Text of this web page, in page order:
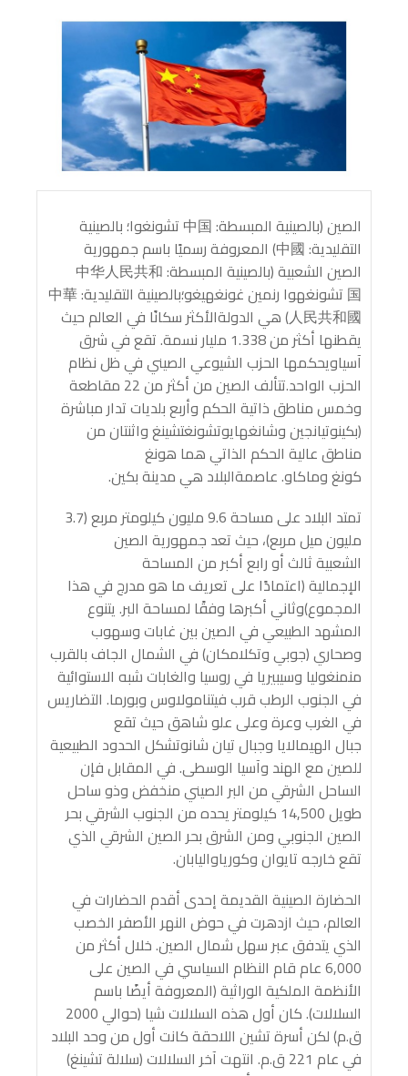
الصين (بالصينية المبسطة: 中国 تشونغوا؛ بالصينية
التقليدية: 中國) المعروفة رسميًا باسم جمهورية
الصين الشعبية (بالصينية المبسطة: 中华人民共和
国 تشونغهوا رنمين غونغهيغو؛بالصينية التقليدية: 中華
人民共和國) هي الدولةالأكثر سكانًا في العالم حيث
يقطنها أكثر من 1.338 مليار نسمة. تقع في شرق
آسياويحكمها الحزب الشيوعي الصيني في ظل نظام
الحزب الواحد.تتألف الصين من أكثر من 22 مقاطعة
وخمس مناطق ذاتية الحكم وأربع بلديات تدار مباشرة
(بكينوتيانجين وشانغهايوتشونغتشينغ واثنتان من
مناطق عالية الحكم الذاتي هما هونغ
كونغ وماكاو. عاصمةالبلاد هي مدينة بكين.
تمتد البلاد على مساحة 9.6 مليون كيلومتر مربع (3.7
مليون ميل مربع)، حيث تعد جمهورية الصين
الشعبية ثالث أو رابع أكبر من المساحة
الإجمالية (اعتمادًا على تعريف ما هو مدرج في هذا
المجموع)وثاني أكبرها وفقًا لمساحة البر. يتنوع
المشهد الطبيعي في الصين بين غابات وسهوب
وصحاري (جوبي وتكلامكان) في الشمال الجاف بالقرب
منمنغوليا وسيبيريا في روسيا والغابات شبه الاستوائية
في الجنوب الرطب قرب فيتنامولاوس وبورما. التضاريس
في الغرب وعرة وعلى علو شاهق حيث تقع
جبال الهيمالايا وجبال تيان شانوتشكل الحدود الطبيعية
للصين مع الهند وآسيا الوسطى. في المقابل فإن
الساحل الشرقي من البر الصيني منخفض وذو ساحل
طويل 14,500 كيلومتر يحده من الجنوب الشرقي بحر
الصين الجنوبي ومن الشرق بحر الصين الشرقي الذي
تقع خارجه تايوان وكورياواليابان.
الحضارة الصينية القديمة إحدى أقدم الحضارات في
العالم، حيث ازدهرت في حوض النهر الأصفر الخصب
الذي يتدفق عبر سهل شمال الصين. خلال أكثر من
6,000 عام قام النظام السياسي في الصين على
الأنظمة الملكية الوراثية (المعروفة أيضًا باسم
السلالات). كان أول هذه السلالات شيا (حوالي 2000
ق.م) لكن أسرة تشين اللاحقة كانت أول من وحد البلاد
في عام 221 ق.م. انتهت آخر السلالات (سلالة تشينغ)